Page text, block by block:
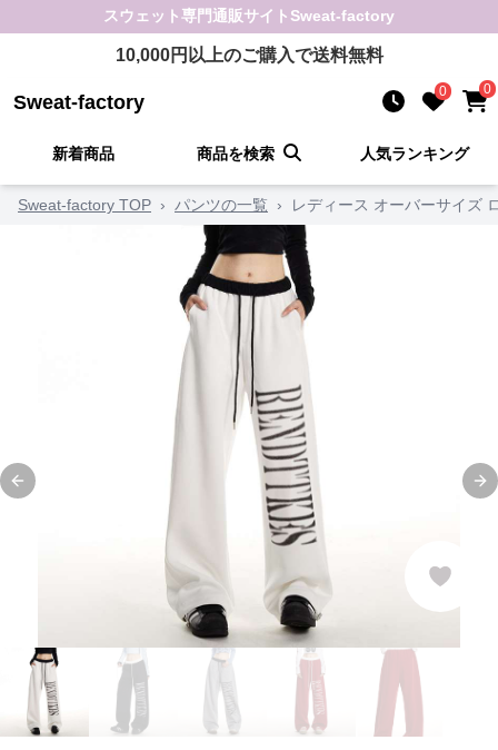
スウェット専門通販サイト Sweat-factory
10,000円以上のご購入で送料無料
Sweat-factory 0 0
新着商品 商品を検索 人気ランキング
Sweat-factory TOP › パンツの一覧 › レディース オーバーサイズ
Previous slide